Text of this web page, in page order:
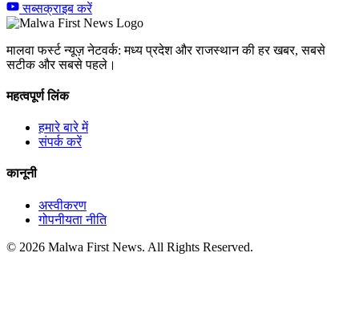
सब्सक्राइब करें
मालवा फर्स्ट न्यूज़ नेटवर्क: मध्य प्रदेश और राजस्थान की हर खबर, सबसे
सटीक और सबसे पहले।
महत्वपूर्ण लिंक
हमारे बारे में
संपर्क करें
कानूनी
अस्वीकरण
गोपनीयता नीति
© 2026 Malwa First News. All Rights Reserved.